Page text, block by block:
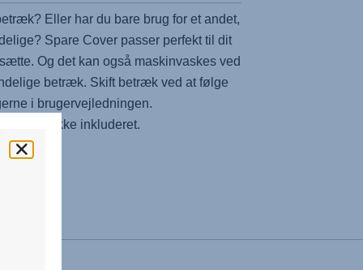
Eller har du bare brug for et andet,
Spare Cover passer perfekt til dit
Og det kan også maskinvaskes ved
betræk. Skift betræk ved at følge
i brugervejledningen.
er ikke inkluderet.